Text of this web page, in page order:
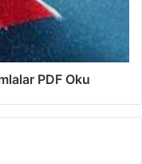
PDF Oku